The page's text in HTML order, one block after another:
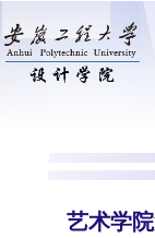
艺术学